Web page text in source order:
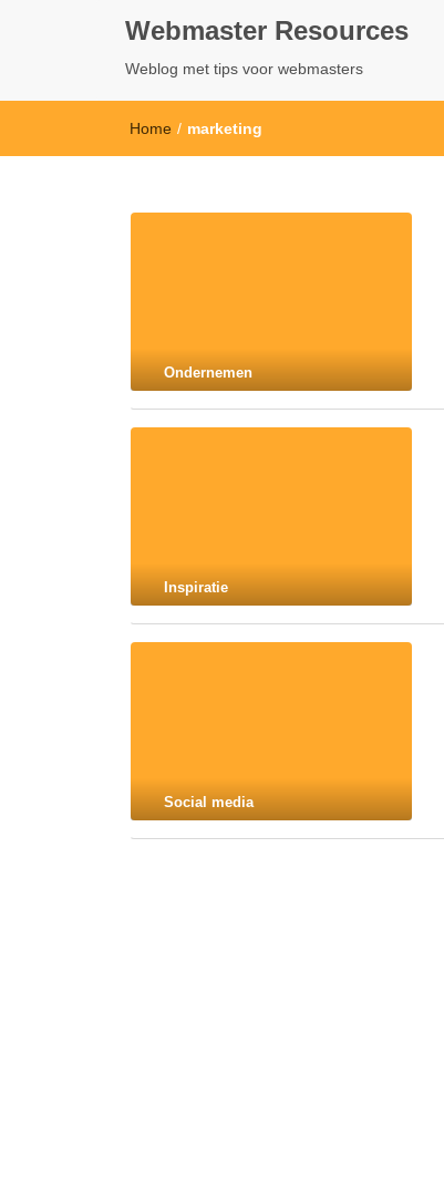
Webmaster Resources
Weblog met tips voor webmasters
Home / marketing
Ondernemen
Inspiratie
Social media